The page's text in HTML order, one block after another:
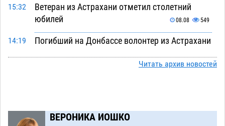
15:32
Ветеран из Астрахани отметил столетний
юбилей
08.08 549
14:19
Погибший на Донбассе волонтер из Астрахани
12:02
Астраханский следком помог подростку
Читать архив новостей
ВЕРОНИКА ИОШКО